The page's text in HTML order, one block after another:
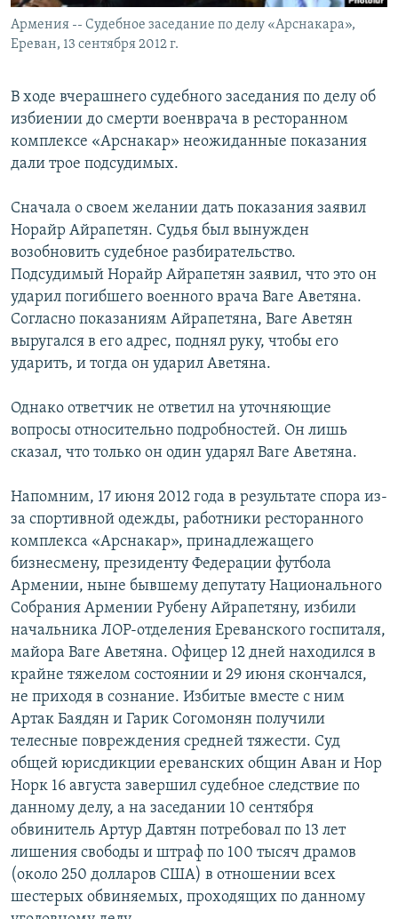
Русский
Армения -- Судебное заседание по делу «Арснакара»,
Ереван, 13 сентября 2012 г.
В ходе вчерашнего судебного заседания по делу об
избиении до смерти военврача в ресторанном
комплексе «Арснакар» неожиданные показания
дали трое подсудимых.
Сначала о своем желании дать показания заявил
Норайр Айрапетян. Судья был вынужден
возобновить судебное разбирательство.
Подсудимый Норайр Айрапетян заявил, что это он
ударил погибшего военного врача Ваге Аветяна.
Согласно показаниям Айрапетяна, Ваге Аветян
выругался в его адрес, поднял руку, чтобы его
ударить, и тогда он ударил Аветяна.
Однако ответчик не ответил на уточняющие
вопросы относительно подробностей. Он лишь
сказал, что только он один ударял Ваге Аветяна.
Напомним, 17 июня 2012 года в результате спора из-
за спортивной одежды, работники ресторанного
комплекса «Арснакар», принадлежащего
бизнесмену, президенту Федерации футбола
Армении, ныне бывшему депутату Национального
Собрания Армении Рубену Айрапетяну, избили
начальника ЛОР-отделения Ереванского госпиталя,
майора Ваге Аветяна. Офицер 12 дней находился в
крайне тяжелом состоянии и 29 июня скончался,
не приходя в сознание. Избитые вместе с ним
Артак Баядян и Гарик Согомонян получили
телесные повреждения средней тяжести. Суд
общей юрисдикции ереванских общин Аван и Нор
Норк 16 августа завершил судебное следствие по
данному делу, а на заседании 10 сентября
обвинитель Артур Давтян потребовал по 13 лет
лишения свободы и штраф по 100 тысяч драмов
(около 250 долларов США) в отношении всех
шестерых обвиняемых, проходящих по данному